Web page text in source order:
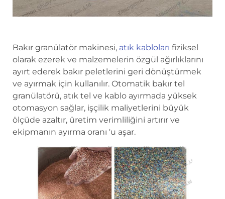
Bakır granülatör makinesi, atık kabloları fiziksel
olarak ezerek ve malzemelerin özgül ağırlıklarını
ayırt ederek bakır peletlerini geri dönüştürmek
ve ayırmak için kullanılır. Otomatik bakır tel
granülatörü, atık tel ve kablo ayırmada yüksek
otomasyon sağlar, işçilik maliyetlerini büyük
ölçüde azaltır, üretim verimliliğini artırır ve
ekipmanın ayırma oranı 'u aşar.